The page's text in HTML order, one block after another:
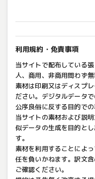
利用規約・免責事項
当サイトで配布している
人、商用、非商用問わず無
素材は印刷又はディスプ
ださい。デジタルデータ
公序良俗に反する目的で
当サイトの素材および説
似データの生成を目的と
す。
素材を利用することによ
任を負いかねます。訳文
ご確認ください。